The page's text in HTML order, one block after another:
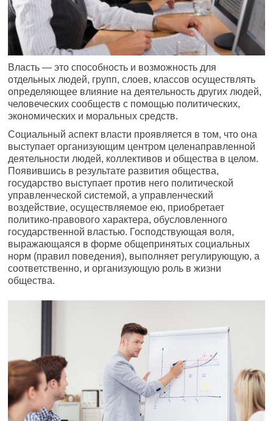
Власть — это способность и возможность для
отдельных людей, групп, слоев, классов осуществлять
определяющее влияние на деятельность других людей,
человеческих сообществ с помощью политических,
экономических и моральных средств.
Социальный аспект власти проявляется в том, что она
выступает организующим центром целенаправленной
деятельности людей, коллективов и общества в целом.
Появившись в результате развития общества,
государство выступает против него политической
управленческой системой, а управленческий
воздействие, осуществляемое ею, приобретает
политико-правового характера, обусловленного
государственной властью. Господствующая воля,
выражающаяся в форме общепринятых социальных
норм (правил поведения), выполняет регулирующую, а
соответственно, и организующую роль в жизни
общества.